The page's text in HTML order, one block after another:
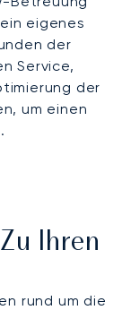
eigenes
der
Service,
der
um einen
Ihren
rund um die